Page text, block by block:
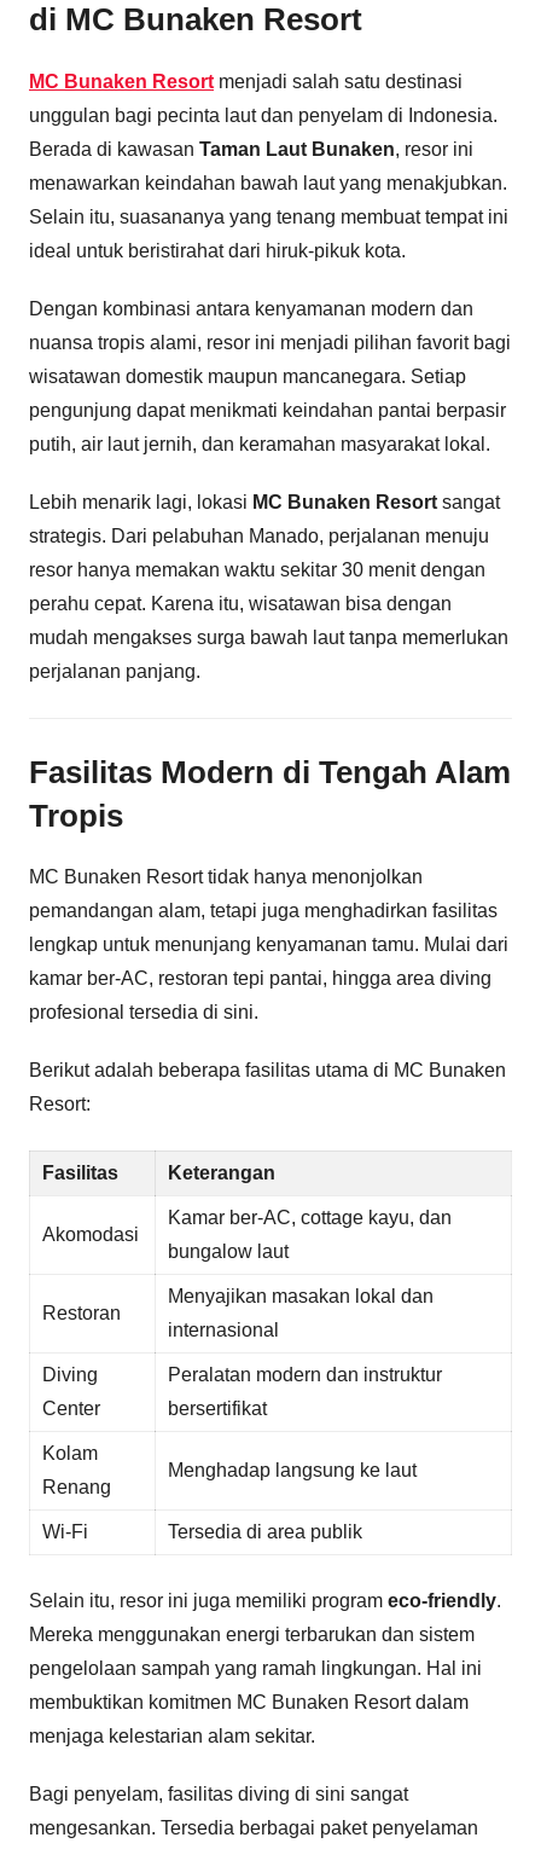
di MC Bunaken Resort
MC Bunaken Resort menjadi salah satu destinasi
unggulan bagi pecinta laut dan penyelam di Indonesia.
Berada di kawasan Taman Laut Bunaken, resor ini
menawarkan keindahan bawah laut yang menakjubkan.
Selain itu, suasananya yang tenang membuat tempat ini
ideal untuk beristirahat dari hiruk-pikuk kota.
Dengan kombinasi antara kenyamanan modern dan
nuansa tropis alami, resor ini menjadi pilihan favorit bagi
wisatawan domestik maupun mancanegara. Setiap
pengunjung dapat menikmati keindahan pantai berpasir
putih, air laut jernih, dan keramahan masyarakat lokal.
Lebih menarik lagi, lokasi MC Bunaken Resort sangat
strategis. Dari pelabuhan Manado, perjalanan menuju
resor hanya memakan waktu sekitar 30 menit dengan
perahu cepat. Karena itu, wisatawan bisa dengan
mudah mengakses surga bawah laut tanpa memerlukan
perjalanan panjang.
Fasilitas Modern di Tengah Alam
Tropis
MC Bunaken Resort tidak hanya menonjolkan
pemandangan alam, tetapi juga menghadirkan fasilitas
lengkap untuk menunjang kenyamanan tamu. Mulai dari
kamar ber-AC, restoran tepi pantai, hingga area diving
profesional tersedia di sini.
Berikut adalah beberapa fasilitas utama di MC Bunaken
Resort:
Fasilitas Keterangan
Akomodasi
Kamar ber-AC, cottage kayu, dan
bungalow laut
Restoran
Menyajikan masakan lokal dan
internasional
Diving
Center
Peralatan modern dan instruktur
bersertifikat
Kolam
Renang
Menghadap langsung ke laut
Wi-Fi Tersedia di area publik
Selain itu, resor ini juga memiliki program eco-friendly.
Mereka menggunakan energi terbarukan dan sistem
pengelolaan sampah yang ramah lingkungan. Hal ini
membuktikan komitmen MC Bunaken Resort dalam
menjaga kelestarian alam sekitar.
Bagi penyelam, fasilitas diving di sini sangat
mengesankan. Tersedia berbagai paket penyelaman